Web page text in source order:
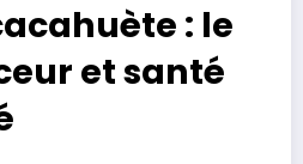
: le
et santé